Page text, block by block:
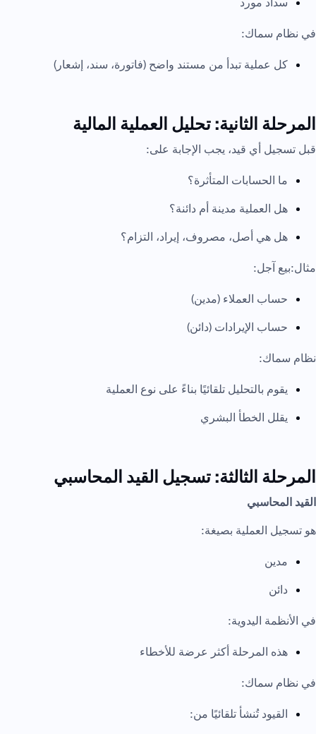
في نظام سماك:
كل عملية تبدأ من مستند واضح (فاتورة، سند، إشعار)
المرحلة الثانية: تحليل العملية المالية
قبل تسجيل أي قيد، يجب الإجابة على:
ما الحسابات المتأثرة؟
هل العملية مدينة أم دائنة؟
هل هي أصل، مصروف، إيراد، التزام؟
مثال:بيع آجل:
حساب العملاء (مدين)
حساب الإيرادات (دائن)
نظام سماك:
يقوم بالتحليل تلقائيًا بناءً على نوع العملية
يقلل الخطأ البشري
المرحلة الثالثة: تسجيل القيد المحاسبي
القيد المحاسبي
هو تسجيل العملية بصيغة:
مدين
دائن
في الأنظمة اليدوية:
هذه المرحلة أكثر عرضة للأخطاء
في نظام سماك:
القيود تُنشأ تلقائيًا من: